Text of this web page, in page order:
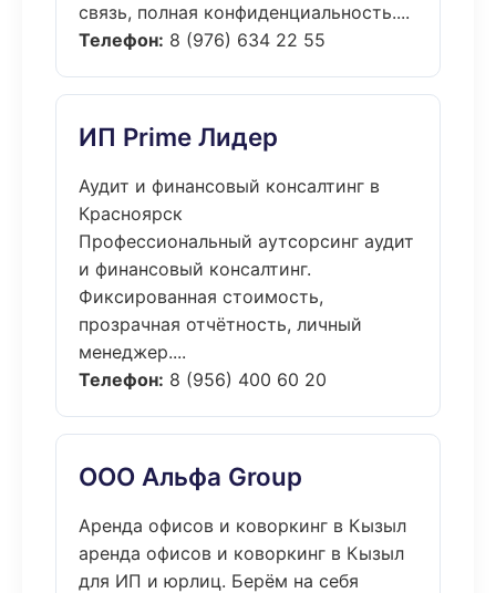
связь, полная конфиденциальность....
Телефон: 8 (976) 634 22 55
ИП Prime Лидер
Аудит и финансовый консалтинг в
Красноярск
Профессиональный аутсорсинг аудит
и финансовый консалтинг.
Фиксированная стоимость,
прозрачная отчётность, личный
менеджер....
Телефон: 8 (956) 400 60 20
ООО Альфа Group
Аренда офисов и коворкинг в Кызыл
аренда офисов и коворкинг в Кызыл
для ИП и юрлиц. Берём на себя